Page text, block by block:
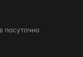
посуточно